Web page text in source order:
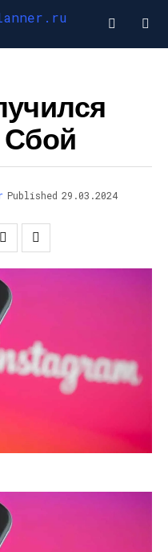
Published 29.03.2024